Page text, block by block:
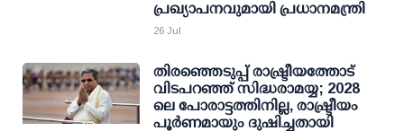
പ്രഖ്യാപനവുമായി പ്രധാനമന്ത്രി
26 Jul
തിരഞ്ഞെടുപ്പ് രാഷ്ട്രീയത്തോട്
വിടപറഞ്ഞ് സിദ്ധരാമയ്യ; 2028
ലെ പോരാട്ടത്തിനില്ല, രാഷ്ട്രീയം
പൂര്‍ണമായും ദുഷിച്ചതായി